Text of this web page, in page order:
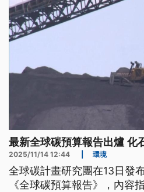
最新全球碳預算報告出爐 化
2025/11/14 12:44 環境
全球碳計畫研究團在13日發
《全球碳預算報告》，內容